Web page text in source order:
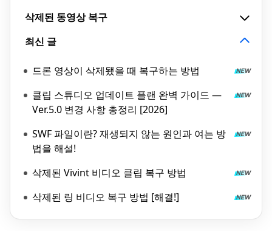
삭제된 동영상 복구
최신 글
드론 영상이 삭제됐을 때 복구하는 방법
클립 스튜디오 업데이트 플랜 완벽 가이드 —
Ver.5.0 변경 사항 총정리 [2026]
SWF 파일이란? 재생되지 않는 원인과 여는 방
법을 해설!
삭제된 Vivint 비디오 클립 복구 방법
삭제된 링 비디오 복구 방법 [해결!]